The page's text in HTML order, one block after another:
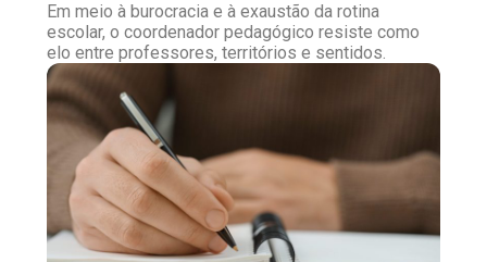
Em meio à burocracia e à exaustão da rotina
escolar, o coordenador pedagógico resiste como
elo entre professores, territórios e sentidos.